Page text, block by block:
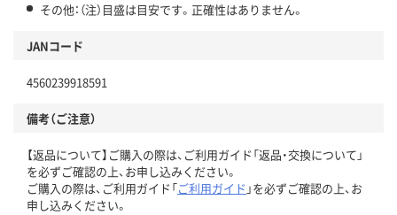
その他：（注）目盛は目安です。正確性はありません。
JANコード
4560239918591
備考（ご注意）
【返品について】ご購入の際は、ご利用ガイド「返品・交換について」
を必ずご確認の上、お申し込みください。
ご購入の際は、ご利用ガイド「ご利用ガイド 」を必ずご確認の上、お
申し込みください。